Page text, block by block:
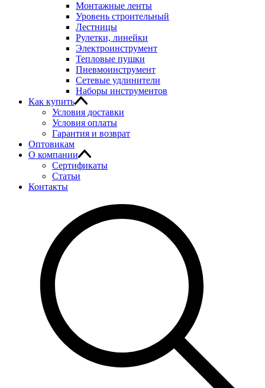
Монтажные ленты
Уровень строительный
Лестницы
Рулетки, линейки
Электроинструмент
Тепловые пушки
Пневмоинструмент
Сетевые удлинители
Наборы инструментов
Как купить
Условия доставки
Условия оплаты
Гарантия и возврат
Оптовикам
О компании
Сертификаты
Статьи
Контакты